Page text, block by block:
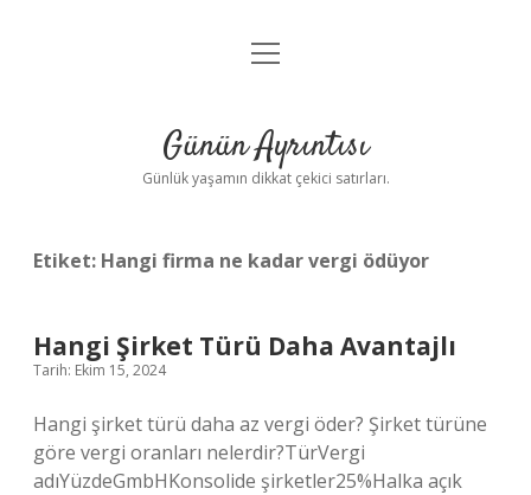
Anasayfa
Yasal Uyarı
menüyü
Günün Ayrıntısı
Günlük yaşamın dikkat çekici satırları.
Etiket: Hangi firma ne kadar vergi ödüyor
Hangi Şirket Türü Daha Avantajlı
Tarih: Ekim 15, 2024
Hangi şirket türü daha az vergi öder? Şirket türüne
göre vergi oranları nelerdir?TürVergi
adıYüzdeGmbHKonsolide şirketler25%Halka açık